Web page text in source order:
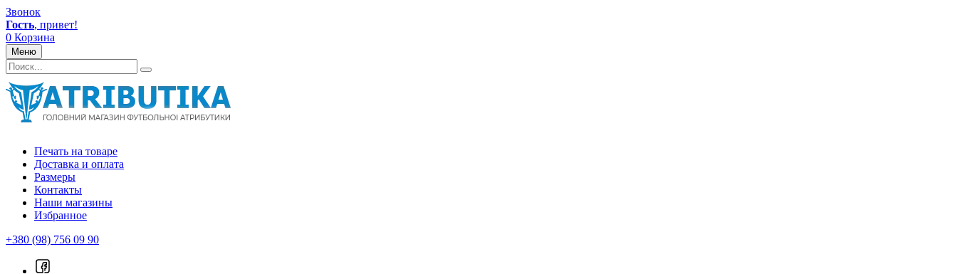
Звонок
Гость, привет!
0 Корзина
Меню
Печать на товаре
Доставка и оплата
Размеры
Контакты
Наши магазины
Избранное
+380 (98) 756 09 90